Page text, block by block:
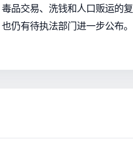
品交易、洗钱和人口贩运的
仍有待执法部门进一步公布。